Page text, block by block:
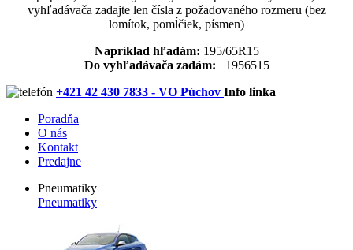
vyhľadávača zadajte len čísla z požadovaného rozmeru (bez
lomítok, pomĺčiek, písmen)
Napríklad hľadám: 195/65R15
Do vyhľadávača zadám: 1956515
+421 42 430 7833 - VO Púchov Info linka
Poradňa
O nás
Kontakt
Predajne
Pneumatiky
Pneumatiky